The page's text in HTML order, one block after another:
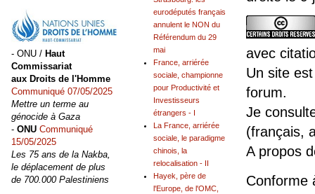
avec
Un site
forum.
Je
(français,
A propos
Conforme
eurodéputés français
annulent le NON du
Référendum du 29
mai
France, arriérée
sociale, championne
pour Productivité et
Investisseurs
étrangers - I
La France, arriérée
sociale, le paradigme
chinois, la
relocalisation - II
Hayek, père de
l'Europe, de l'OMC,
- ONU / Haut
Commissariat
aux Droits de l'Homme
Communiqué 07/05/2025
Mettre un terme au
génocide à Gaza
- ONU Communiqué
15/05/2025
Les 75 ans de la Nakba,
le déplacement de plus
de 700.000 Palestiniens